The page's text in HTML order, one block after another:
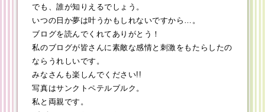
でも、誰が知りえるでしょう。
いつの日か夢は叶うかもしれないですから…。
ブログを読んでくれてありがとう！
私のブログが皆さんに素敵な感情と刺激をもたらしたの
ならうれしいです。
みなさんも楽しんでください!!
写真はサンクトペテルブルク。
私と両親です。